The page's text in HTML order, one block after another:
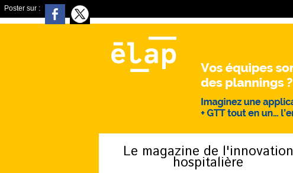
Poster sur :
Le magazine de l'innovation
hospitalière